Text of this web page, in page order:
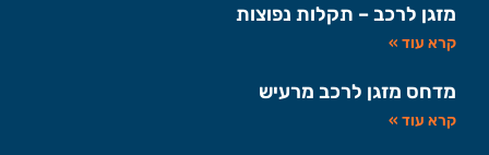
מזגן לרכב – תקלות נפוצות
קרא עוד »
מדחס מזגן לרכב מרעיש
קרא עוד »